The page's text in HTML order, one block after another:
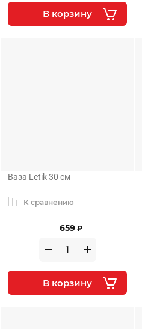
В корзину
Ваза Letik 30 см
659 ₽
К сравнению
В корзину